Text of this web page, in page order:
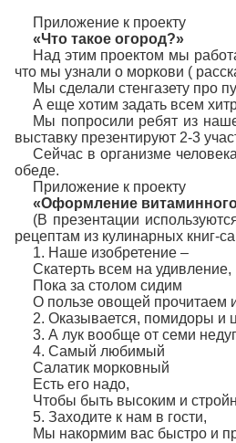
Приложение к проекту
«Что такое огород?»
Над этим проектом мы
что мы узнали о моркови (
Мы сделали стенгазету про
А еще хотим задать всем
Мы попросили ребят из
выставку презентируют 2-3
Сейчас в организме
обеде.
Приложение к проекту
«Оформление
(В презентации
рецептам из кулинарных книг-
1. Наше изобретение –
Скатерть всем на удивление,
Пока за столом сидим
О пользе овощей прочитаем
2. Оказывается, помидоры и
3. А лук вообще от семи
4. Самый любимый
Салатик морковный
Есть его надо,
Чтобы быть высоким и
5. Заходите к нам в гости,
Мы накормим вас быстро и